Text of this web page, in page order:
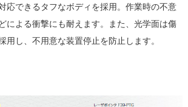
応できるタフなボディを採用。作業時の不意
による衝撃にも耐えます。また、光学面は傷
用し、不用意な装置停止を防止します。